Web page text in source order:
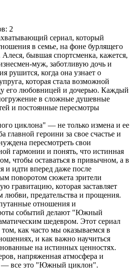
2
сериал, который
в семье, на фоне бурлящего
бывшая спортсменка, кажется,
муж, заботливую дочь и
рушится, когда она узнает о
которая стала возможной
его любовницей и дочерью. Каждый
в сложные душевные
и постоянные пересмотры
циклона" — не только измена и ее
главной героини за свое счастье и
пересмотреть свои
гармонии и понять, что истинная
чтобы оставаться в привычном, а в
и идти вперед даже после
поворотом сюжета зрители
гравитацию, которая заставляет
любви, предательства и прощения.
отношения и
событий делают "Южный
шедевром. Этот сериал
том, как часто мы оказываемся в
и как важно научиться
на истинных ценностях.
напряженная атмосфера и
— все это "Южный циклон".